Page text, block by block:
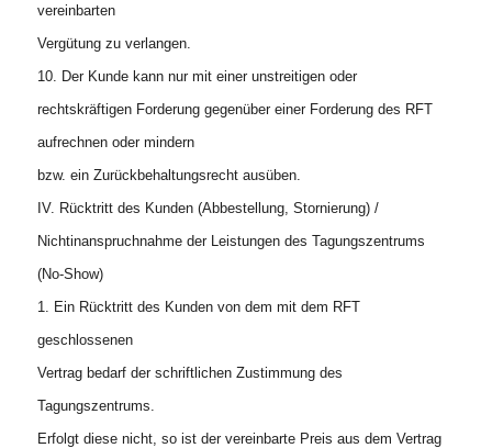
vereinbarten
Vergütung zu verlangen.
10. Der Kunde kann nur mit einer unstreitigen oder
rechtskräftigen Forderung gegenüber einer Forderung des RFT
aufrechnen oder mindern
bzw. ein Zurückbehaltungsrecht ausüben.
IV. Rücktritt des Kunden (Abbestellung, Stornierung) /
Nichtinanspruchnahme der Leistungen des Tagungszentrums
(No-Show)
1. Ein Rücktritt des Kunden von dem mit dem RFT
geschlossenen
Vertrag bedarf der schriftlichen Zustimmung des
Tagungszentrums.
Erfolgt diese nicht, so ist der vereinbarte Preis aus dem Vertrag